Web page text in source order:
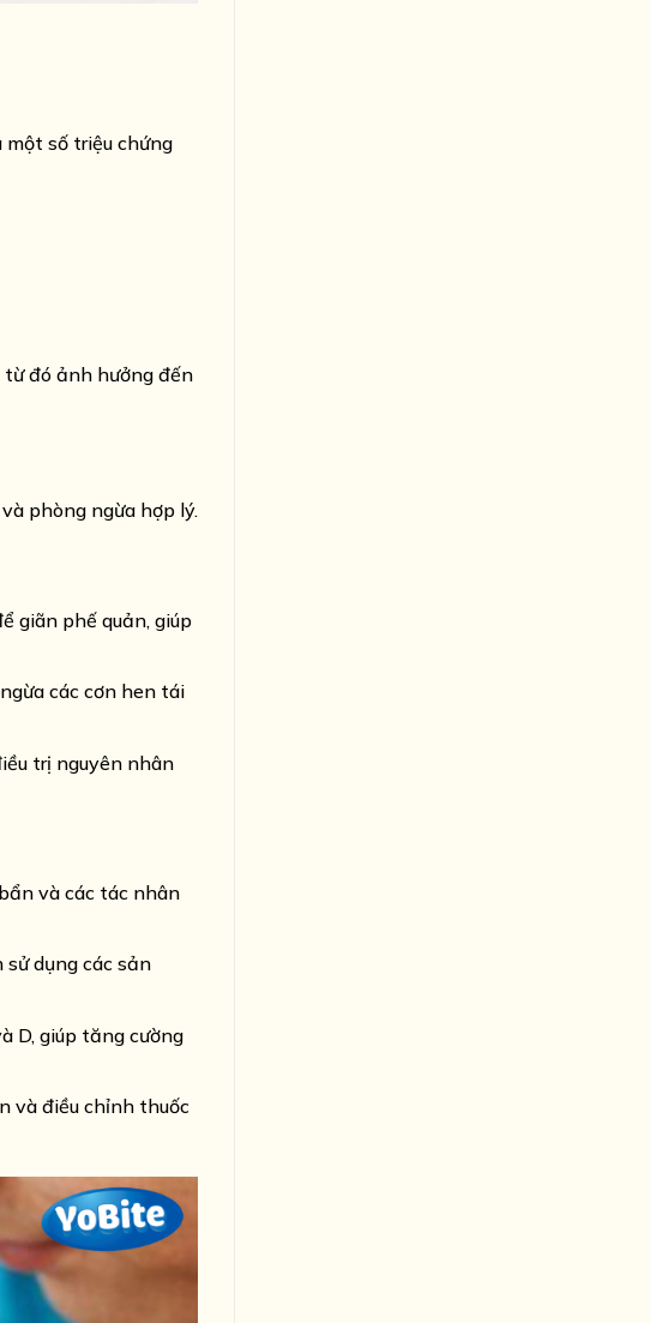
một số triệu chứng
đó ảnh hưởng đến
phòng ngừa hợp lý.
giãn phế quản, giúp
các cơn hen tái
trị nguyên nhân
và các tác nhân
dụng các sản
D, giúp tăng cường
và điều chỉnh thuốc